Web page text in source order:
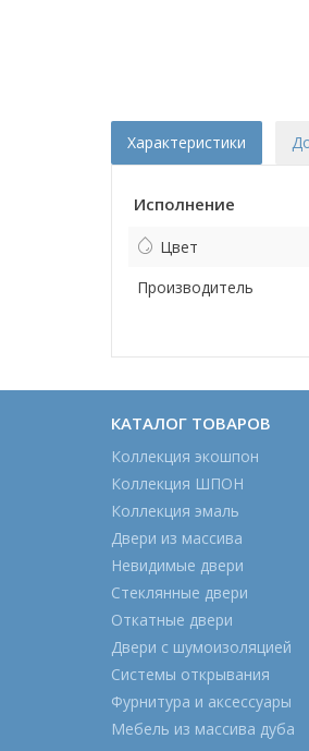
Характеристики
Исполнение
Цвет
Производитель
КАТАЛОГ ТОВАРОВ
Коллекция экошпон
Коллекция ШПОН
Коллекция эмаль
Двери из массива
Невидимые двери
Стеклянные двери
Откатные двери
Двери с шумоизоляцией
Системы открывания
Фурнитура и аксессуары
Мебель из массива дуба